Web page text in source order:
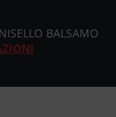
BALSAMO